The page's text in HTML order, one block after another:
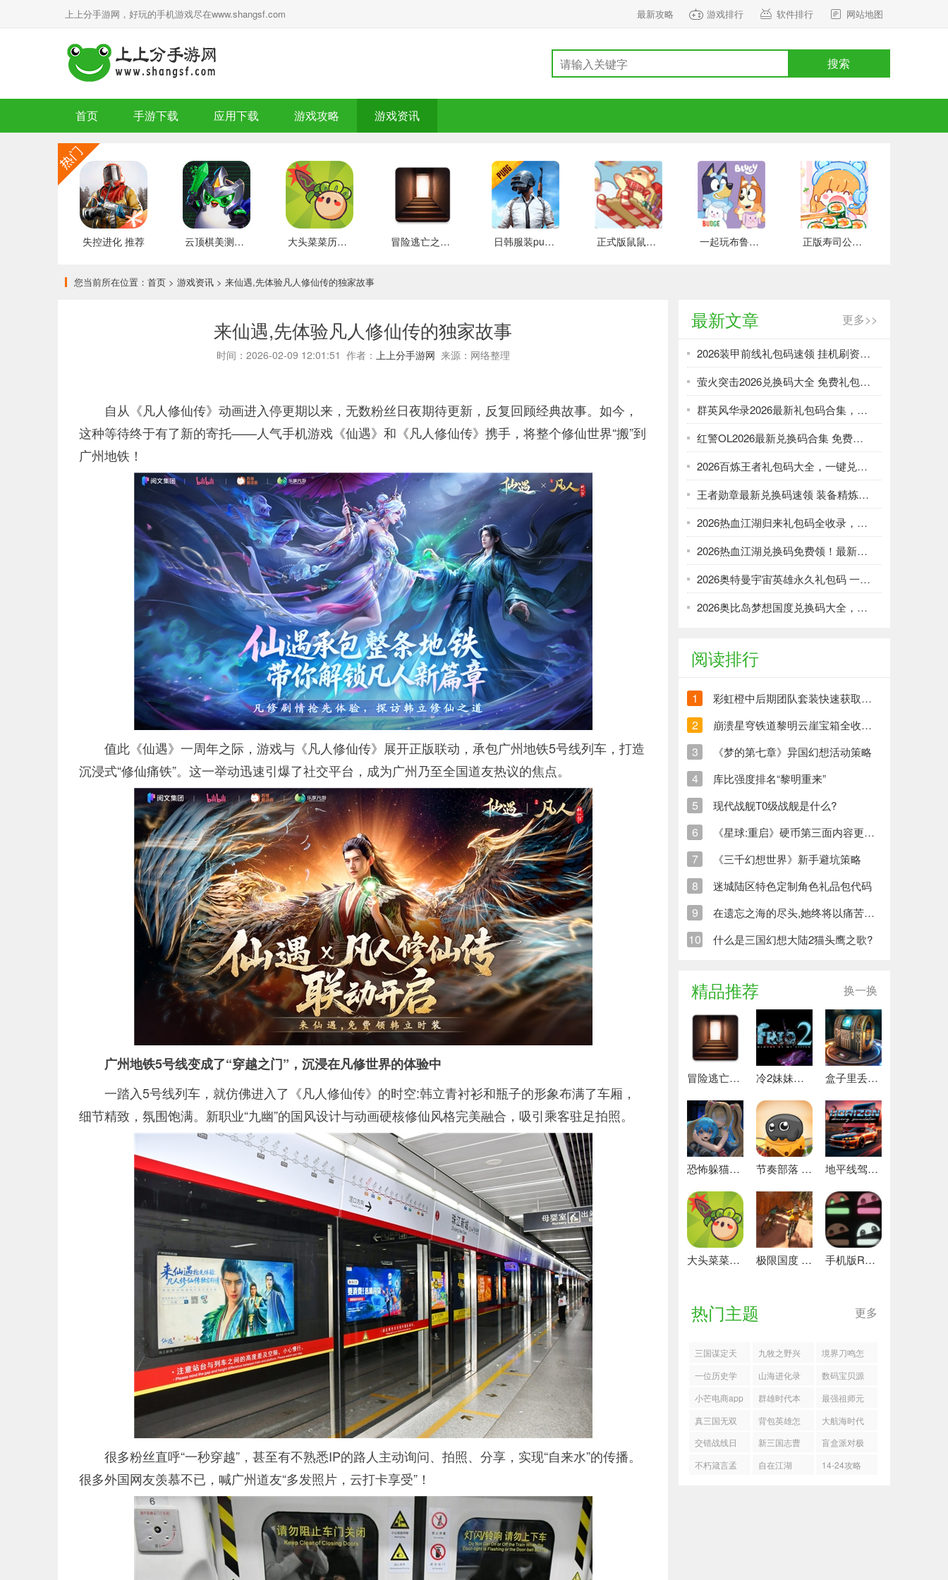
上上分手游网，好玩的手机游戏尽在www.shangsf.com 最新攻略 游戏排行 软件排行 网站地图
搜索
首页 手游下载 应用下载 游戏攻略 游戏资讯
失控进化 推荐 云顶棋美测服 最新版 大头菜菜历险记 好玩的 冒险逃亡之谜 推荐 日韩服装pubg 好玩的 正式版鼠鼠百货物语 安卓版 一起玩布鲁伊吧 手游下载 正版寿司公园 安卓版
您当前所在位置： 首页 > 游戏资讯 > 来仙遇,先体验凡人修仙传的独家故事
来仙遇,先体验凡人修仙传的独家故事
时间：2026-02-09 12:01:51 作者： 上上分手游网 来源：网络整理
自从《凡人修仙传》动画进入停更期以来，无数粉丝日夜期待更新，反复回顾经典故事。如今，
这种等待终于有了新的寄托——人气手机游戏《仙遇》和《凡人修仙传》携手，将整个修仙世界“搬”到
广州地铁！
值此《仙遇》一周年之际，游戏与《凡人修仙传》展开正版联动，承包广州地铁5号线列车，打造
沉浸式“修仙痛铁”。这一举动迅速引爆了社交平台，成为广州乃至全国道友热议的焦点。
广州地铁5号线变成了“穿越之门”，沉浸在凡修世界的体验中
一踏入5号线列车，就仿佛进入了《凡人修仙传》的时空:韩立青衬衫和瓶子的形象布满了车厢，
细节精致，氛围饱满。新职业“九幽”的国风设计与动画硬核修仙风格完美融合，吸引乘客驻足拍照。
很多粉丝直呼“一秒穿越”，甚至有不熟悉IP的路人主动询问、拍照、分享，实现“自来水”的传播。
很多外国网友羡慕不已，喊广州道友“多发照片，云打卡享受”！
最新文章 更多>>
2026装甲前线礼包码速领 挂机刷资源攻略
萤火突击2026兑换码大全 免费礼包一键领取
群英风华录2026最新礼包码合集，一键领取限时福利
红警OL2026最新兑换码合集 免费礼包一键领取
2026百炼王者礼包码大全，一键兑换加速武将养成
王者勋章最新兑换码速领 装备精炼资源轻松刷
2026热血江湖归来礼包码全收录，强化资源不愁！
2026热血江湖兑换码免费领！最新礼包大全速取
2026奥特曼宇宙英雄永久礼包码 一键领取光暗资源
2026奥比岛梦想国度兑换码大全，免费领服饰家具！
阅读排行
1 彩虹橙中后期团队套装快速获取方法
2 崩溃星穹铁道黎明云崖宝箱全收集策略与崩铁玩家分享
3 《梦的第七章》异国幻想活动策略
4 库比强度排名“黎明重来”
5 现代战舰T0级战舰是什么?
6 《星球:重启》硬币第三面内容更新清单
7 《三千幻想世界》新手避坑策略
8 迷城陆区特色定制角色礼品包代码
9 在遗忘之海的尽头,她终将以痛苦创造新的生命
10 什么是三国幻想大陆2猫头鹰之歌?
精品推荐 换一换
冒险逃亡之谜 推荐 冷2妹妹的记忆 热门下载 盒子里丢失的碎片 安卓下载
恐怖躲猫猫4 最新版 节奏部落 安卓版 地平线驾驶模拟器 最新版
大头菜菜历险记 好玩的 极限国度 最新版 手机版REPO 安卓版
热门主题 更多
三国谋定天
下新赛季玩
法指南
九牧之野兴
汉枪阵容怎
么玩
境界刀鸣怎
么打雪球特
攻4
一位历史学
者的日记
山海进化录
商店购买优
先级
数码宝贝源
码小拨片兽
小芒电商app
群雄时代本
期6-4通关指
南
最强祖师元
润四阶法宝
锻造怎么选
真三国无双
天下礼包码
背包英雄怎
么过无尽100
层
大航海时代
传说
交错战线日
月试炼活动
新三国志曹
操传许褚试
盲盒派对极
速赛车城有
不朽箴言孟
自在江湖 14-24攻略